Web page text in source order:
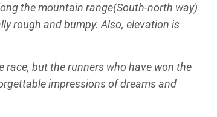
the mountain range(South-north way)
rough and bumpy. Also, elevation is
but the runners who have won the
impressions of dreams and